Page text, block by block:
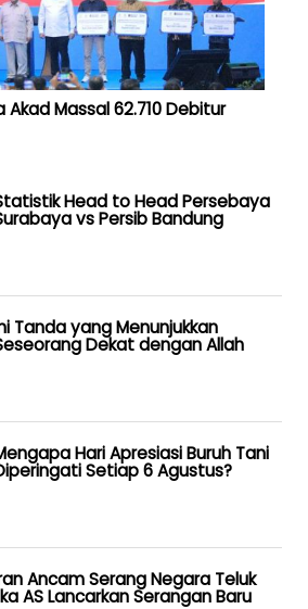
Akad Massal 62.710 Debitur
Head to Head Persebaya
vs Persib Bandung
Tanda yang Menunjukkan
Dekat dengan Allah
Hari Apresiasi Buruh Tani
Setiap 6 Agustus?
Ancam Serang Negara Teluk
AS Lancarkan Serangan Baru